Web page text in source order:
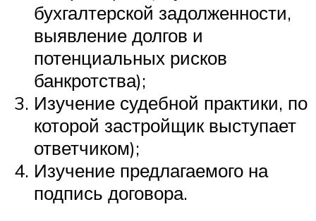
бухгалтерской задолженности,
выявление долгов и
потенциальных рисков
банкротства);
Изучение судебной практики, по
которой застройщик выступает
ответчиком);
Изучение предлагаемого на
подпись договора.